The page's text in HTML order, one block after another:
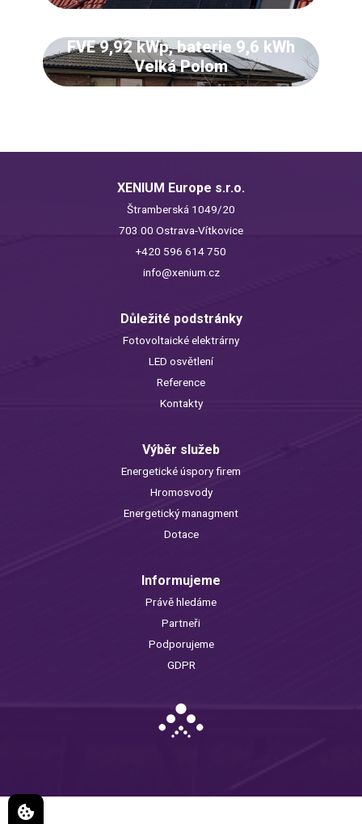
FVE 9,92 kWp, baterie 9,6 kWh
Velká Polom
XENIUM Europe s.r.o.
Štramberská 1049/20
703 00 Ostrava-Vítkovice
+420 596 614 750
info@xenium.cz
Důležité podstránky
Fotovoltaické elektrárny
LED osvětlení
Reference
Kontakty
Výběr služeb
Energetické úspory firem
Hromosvody
Energetický managment
Dotace
Informujeme
Právě hledáme
Partneři
Podporujeme
GDPR